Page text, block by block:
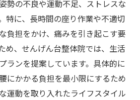
勢の不良や運動不足、ストレスな
特に、長時間の座り作業や不適切
負担をかけ、痛みを引き起こす要
め、せんげん台整体院では、生活
ランを提案しています。具体的に
にかかる負担を最小限にするため
運動を取り入れたライフスタイル